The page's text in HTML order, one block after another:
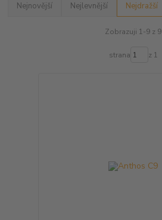
Nejnovější Nejlevnější Nejdražší
Zobrazuji 1-9 z 9
strana z 1